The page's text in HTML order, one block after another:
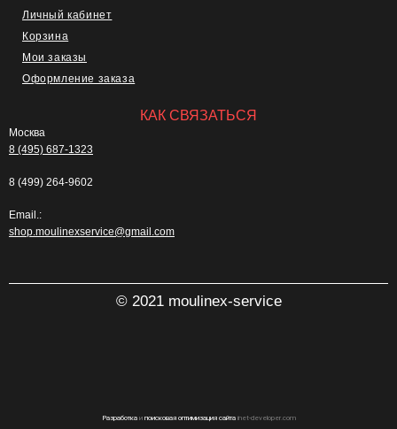
Личный кабинет
Корзина
Мои заказы
Оформление заказа
КАК СВЯЗАТЬСЯ
Москва
8 (495) 687-1323
8 (499) 264-9602
Email.:
shop.moulinexservice@gmail.com
© 2021 moulinex-service
Разработкаи поисковая оптимизация сайтаinet-developer.com